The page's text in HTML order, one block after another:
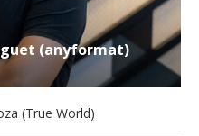
(anyformat)
(True World)